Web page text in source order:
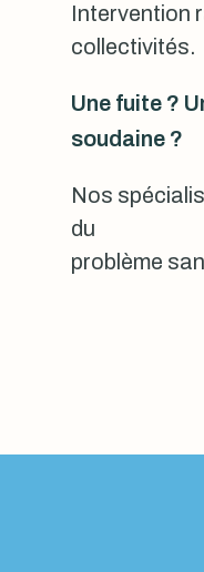
Intervention
collectivités.
Une fuite ?
soudaine ?
Nos
du
problème